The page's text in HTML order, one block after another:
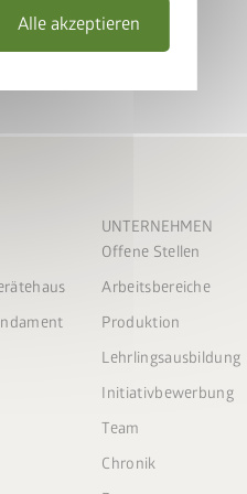
Alle akzeptieren
UNTERNEHMEN
Offene Stellen
Arbeitsbereiche
Produktion
Lehrlingsausbildung
Initiativbewerbung
Team
Chronik